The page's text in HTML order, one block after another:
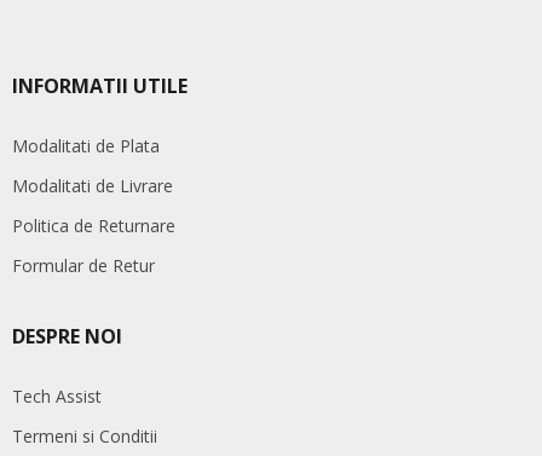
INFORMATII UTILE
Modalitati de Plata
Modalitati de Livrare
Politica de Returnare
Formular de Retur
DESPRE NOI
Tech Assist
Termeni si Conditii